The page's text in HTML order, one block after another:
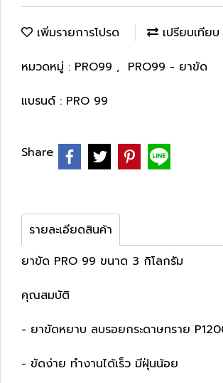
เพิ่มรายการโปรด
เปรียบเทียบ
หมวดหมู่ : PRO99 , PRO99 - ยาขัด
แบรนด์ : PRO 99
Share
รายละเอียดสินค้า
ยาขัด PRO 99 ขนาด 3 กิโลกรัม
คุณสมบัติ
- ยาขัดหยาบ ลบรอยกระดาษทราย
- ขัดง่าย ทำงานได้เร็ว มีฝุ่นน้อย